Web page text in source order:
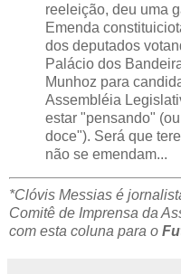
reeleição, deu uma
Emenda
dos deputados
Palácio dos
Munhoz para
Assembléia
estar "pensando"
doce"). Será que
não se emendam...
*Clóvis Messias é
Comitê de Imprensa da
com esta coluna para o